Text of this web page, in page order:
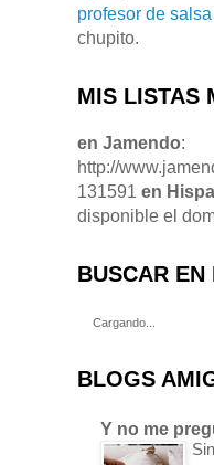
profesor de salsa
chupito.
MIS LISTAS
en Jamendo:
http://
131591 en
disponible el
BUSCAR
Cargando...
BLOGS
Y no me